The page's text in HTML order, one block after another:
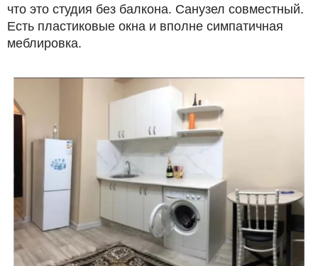
что это студия без балкона. Санузел совместный.
Есть пластиковые окна и вполне симпатичная
меблировка.